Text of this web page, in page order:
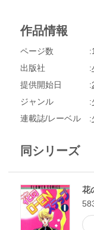
作品情報
ページ数
出版社
提供開始日
ジャンル
連載誌/レーベル
同シリーズ
花